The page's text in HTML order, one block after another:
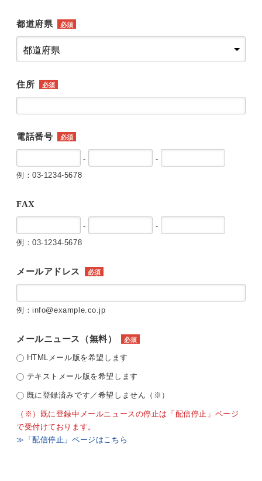
都道府県 必須
住所 必須
電話番号 必須
-
-
例：03-1234-5678
FAX
-
-
例：03-1234-5678
メールアドレス 必須
例：info@example.co.jp
メールニュース（無料） 必須
HTMLメール版を希望します
テキストメール版を希望します
既に登録済みです／希望しません（※）
（※）既に登録中メールニュースの停止は「配信停止」ページ
で受付けております。
≫「配信停止」ページはこちら